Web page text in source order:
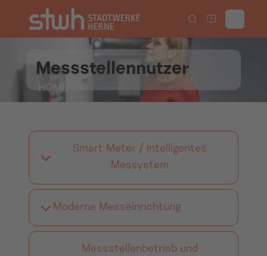
Messstellennutzer
HOME
Smart Meter / Intelligentes
Messystem
Moderne Messeinrichtung
Messstellenbetrieb und